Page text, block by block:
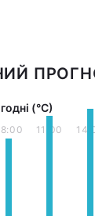
(°С)
11:00